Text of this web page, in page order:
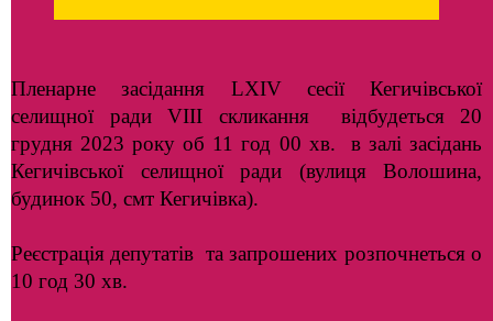
Пленарне засідання LХІV сесії Кегичівської
селищної ради VІІІ скликання відбудеться 20
грудня 2023 року об 11 год 00 хв. в залі засідань
Кегичівської селищної ради (вулиця Волошина,
будинок 50, смт Кегичівка).
Реєстрація депутатів та запрошених розпочнеться о
10 год 30 хв.